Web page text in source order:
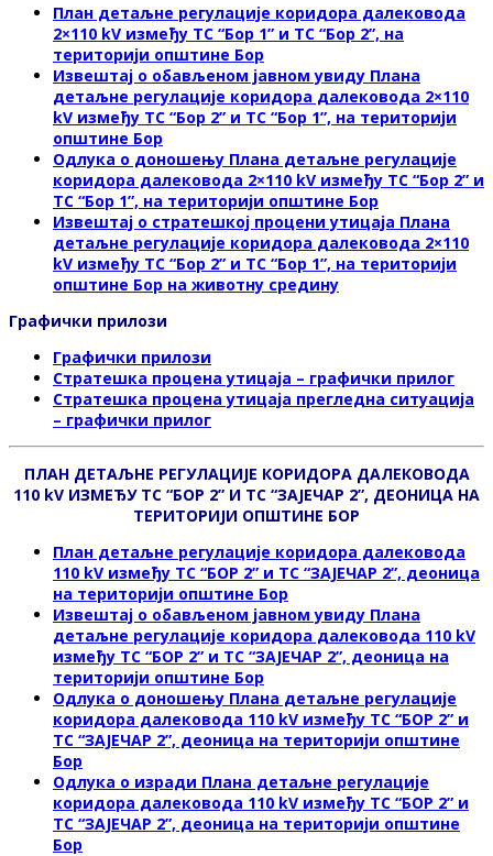
План детаљне регулације коридора далековода
2×110 kV између ТС “Бор 1” и ТС “Бор 2”, на
територији општине Бор
Извештај о обављeном јавном увиду Планa
детаљне регулације коридора далековода 2×110
kV између ТС “Бор 2” и ТС “Бор 1”, на територији
општине Бор
Одлука о доношењу Планa детаљне регулације
коридора далековода 2×110 kV између ТС “Бор 2” и
ТС “Бор 1”, на територији општине Бор
Извештај о стратешкој процени утицаја Планa
детаљне регулације коридора далековода 2×110
kV између ТС “Бор 2” и ТС “Бор 1”, на територији
општине Бор на животну средину
Графички прилози
Графички прилози
Стратешка процена утицаја – графички прилог
Стратешка процена утицаја прегледна ситуација
– графички прилог
ПЛАН ДЕТАЉНЕ РЕГУЛАЦИЈЕ КОРИДОРА ДАЛЕКОВОДА
110 kV ИЗМЕЂУ ТС “БОР 2” И ТС “ЗАЈЕЧАР 2”, ДЕОНИЦА НА
ТЕРИТОРИЈИ ОПШТИНЕ БОР
План детаљне регулације коридора далековода
110 kV између ТС “БОР 2” и ТС “ЗАЈЕЧАР 2”, деоница
на територији општине Бор
Извештај о обављeном јавном увиду Планa
детаљне регулације коридора далековода 110 kV
између ТС “БОР 2” и ТС “ЗАЈЕЧАР 2”, деоница на
територији општине Бор
Одлука о доношењу Планa детаљне регулације
коридора далековода 110 kV између ТС “БОР 2” и
ТС “ЗАЈЕЧАР 2”, деоница на територији општине
Бор
Одлука о изради Планa детаљне регулације
коридора далековода 110 kV између ТС “БОР 2” и
ТС “ЗАЈЕЧАР 2”, деоница на територији општине
Бор